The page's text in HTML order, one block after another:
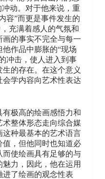
动。对于他来说，重
容”而更是事件发生的
充满着感人的气氛和
的事实不完全与每一
作品中膨胀的“现场
冲击，使人进入到事
的存在。在这个意义
会学内容向艺术性表达
极高的绘画感悟力和
整体形态走向综合媒
种最基本的艺术语言
，但他同时也知道必
使绘画具有足够的与
力，因此，他在运用
了绘画的观念性表